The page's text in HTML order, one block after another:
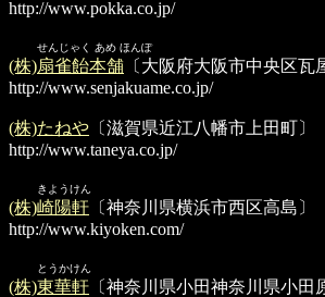
http://www.pokka.co.jp/
せんじゃく あめ ほんぽ
(株)扇雀飴本舗 〔大阪府大阪市中央区瓦
http://www.senjakuame.co.jp/
(株)たねや 〔滋賀県近江八幡市上田町〕
http://www.taneya.co.jp/
きようけん
(株)崎陽軒 〔神奈川県横浜市西区高島〕
http://www.kiyoken.com/
とうかけん
(株)東華軒 〔神奈川県小田神奈川県小田